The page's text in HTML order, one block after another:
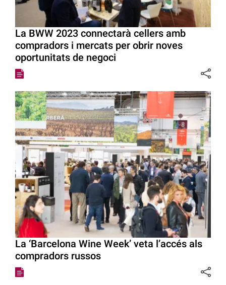
La BWW 2023 connectarà cellers amb
compradors i mercats per obrir noves
oportunitats de negoci
La ‘Barcelona Wine Week’ veta l’accés als
compradors russos